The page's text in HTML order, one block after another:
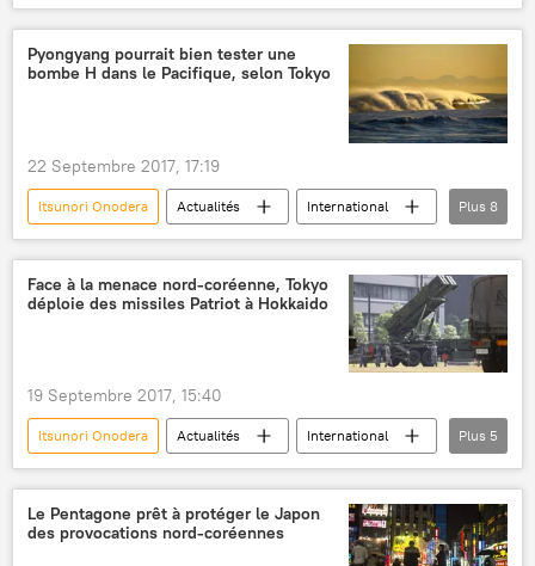
États-Unis
Japon
Corée du Nord
menace nord-coréenne
coopération
Pyongyang pourrait bien tester une
bombe H dans le Pacifique, selon Tokyo
22 Septembre 2017, 17:19
Itsunori Onodera Actualités
International
Japon
Corée du Nord
océan Pacifique
Donald Trump
sécurité
tests nucléaires
missiles balistiques
Plus 8
Face à la menace nord-coréenne, Tokyo
déploie des missiles Patriot à Hokkaido
19 Septembre 2017, 15:40
Itsunori Onodera Actualités
International
Japon
Hokkaido
ministère japonais de la Défense
Patriot (missile)
déploiement
Plus 5
Le Pentagone prêt à protéger le Japon
des provocations nord-coréennes